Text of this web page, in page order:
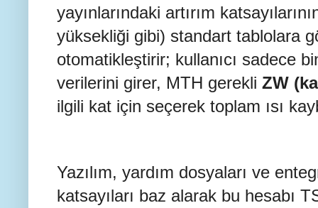
yayınlarındaki artırım
yüksekliği gibi) standart tablolara
otomatikleştirir; kullanıcı sadece
verilerini girer, MTH gerekli ZW
ilgili kat için seçerek toplam ısı
Yazılım, yardım dosyaları ve
katsayıları baz alarak bu hesabı